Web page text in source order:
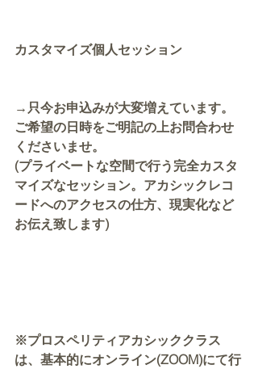
カスタマイズ個人セッション
→只今お申込みが大変増えています。
ご希望の日時をご明記の上お問合わせ
くださいませ。
(プライベートな空間で行う完全カスタ
マイズなセッション。アカシックレコ
ードへのアクセスの仕方、現実化など
お伝え致します)
※プロスペリティアカシッククラス
は、基本的にオンライン(ZOOM)にて行